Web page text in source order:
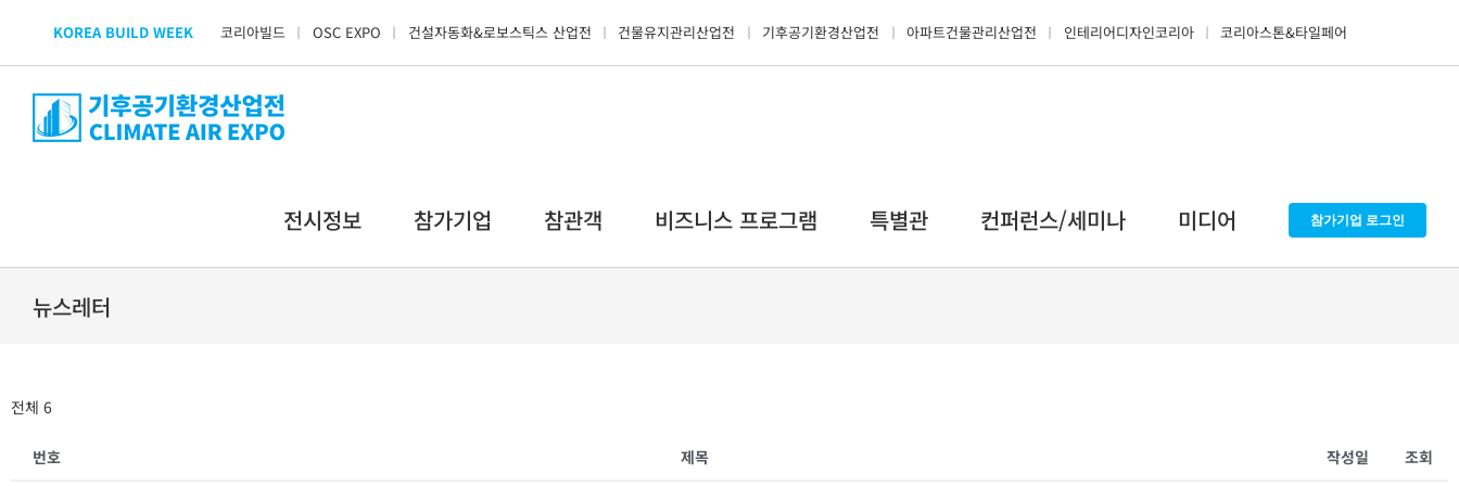
content
KOREA BUILD WEEK 코리아빌드 OSC EXPO 건설자동화&로보스틱스 산업전 건물유지관리산업전 기후공기환경산업전 아파트건물관리산업전 인테리어디자인코리아 코리아스톤&타일페어
전시정보 참가기업 참관객 비즈니스 프로그램 특별관 컨퍼런스/세미나 미디어 참가기업 로그인
뉴스레터
전체 6
번호 제목 작성일 조회